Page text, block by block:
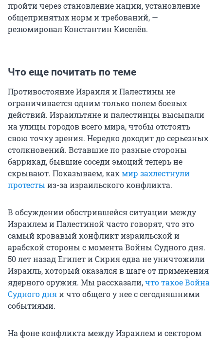
пройти через становление нации, установление
общепринятых норм и требований, —
резюмировал Константин Киселёв.
Что еще почитать по теме
Противостояние Израиля и Палестины не
ограничивается одним только полем боевых
действий. Израильтяне и палестинцы высыпали
на улицы городов всего мира, чтобы отстоять
свою точку зрения. Нередко доходит до серьезных
столкновений. Вставшие по разные стороны
баррикад, бывшие соседи эмоций теперь не
скрывают. Показываем, какмир захлестнули
протесты из-за израильского конфликта.
В обсуждении обострившейся ситуации между
Израилем и Палестиной часто говорят, что это
самый кровавый конфликт израильской и
арабской стороны с момента Войны Судного дня.
50 лет назад Египет и Сирия едва не уничтожили
Израиль, который оказался в шаге от применения
ядерного оружия. Мы рассказали,что такое Война
Судного дняи что общего у нее с сегодняшними
событиями.
На фоне конфликта между Израилем и сектором